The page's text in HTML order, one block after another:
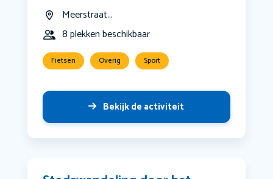
Meerstraat...
8 plekken beschikbaar
Fietsen Overig Sport
Bekijk de activiteit